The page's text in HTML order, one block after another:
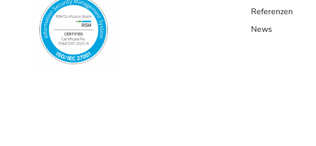
Referenzen
News